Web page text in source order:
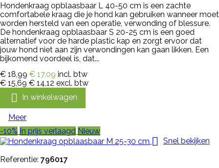
Hondenkraag opblaasbaar L 40-50 cm is een zachte
comfortabele kraag die je hond kan gebruiken wanneer moet
worden hersteld van een operatie, verwonding of blessure.
De hondenkraag opblaasbaar S 20-25 cm is een goed
alternatief voor de harde plastic kap en zorgt ervoor dat
jouw hond niet aan zijn verwondingen kan gaan likken. Een
bijkomend voordeel is, dat...
€ 18,99 € 17,09 incl. btw
€ 15,69 € 14,12 excl. btw
 In winkelwagen
Meer
-10% In prijs verlaagd Nieuw
 Snel bekijken
Referentie: 796017